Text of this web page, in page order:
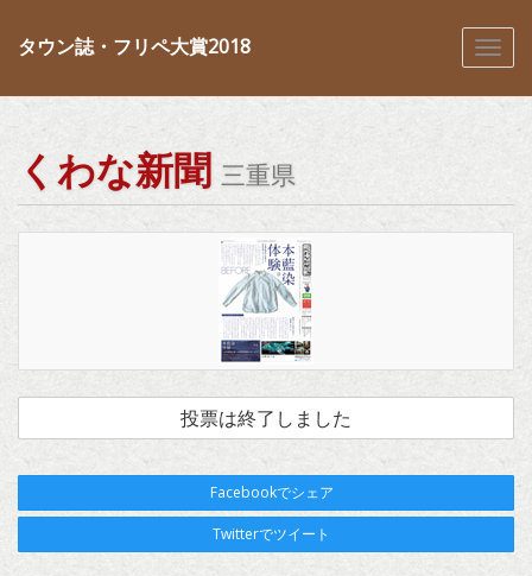
タウン誌・フリペ大賞2018
くわな新聞 三重県
投票は終了しました
Facebookでシェア
Twitterでツイート